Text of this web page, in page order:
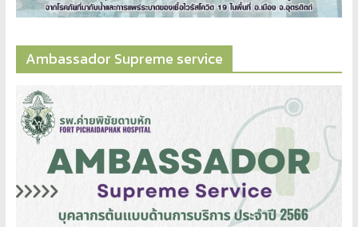
Ambassador​ Supreme​ service